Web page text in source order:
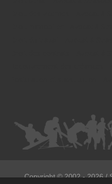
Copyright ©2002 - 2026/